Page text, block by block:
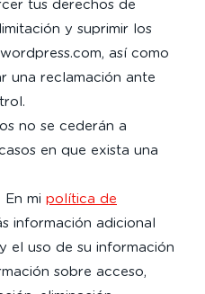
tus derechos de
y suprimir los
así como
una reclamación ante
no se cederán a
en que exista una
: En mi política de
información adicional
el uso de su información
sobre acceso,